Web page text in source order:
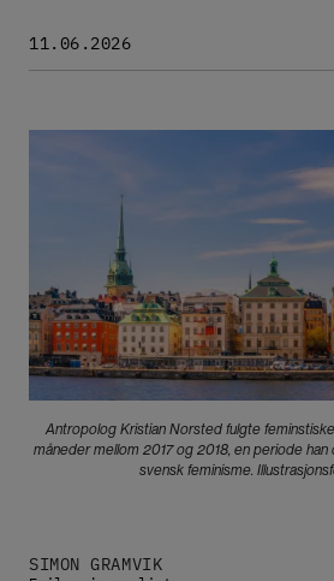
11.06.2026
Antropolog Kristian Norsted fulgte
måneder mellom 2017 og 2018, en periode
svensk feminisme.
SIMON GRAMVIK